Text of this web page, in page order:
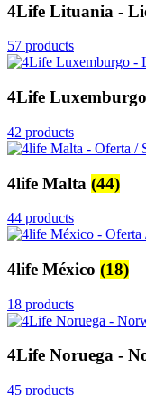
4Life Lituania -
57 products
4Life
42 products
4life Malta (44)
44 products
4life México (18)
18 products
4Life Noruega -
45 products